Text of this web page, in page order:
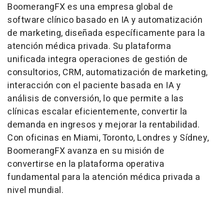
BoomerangFX es una empresa global de
software clínico basado en IA y automatización
de marketing, diseñada específicamente para la
atención médica privada. Su plataforma
unificada integra operaciones de gestión de
consultorios, CRM, automatización de marketing,
interacción con el paciente basada en IA y
análisis de conversión, lo que permite a las
clínicas escalar eficientemente, convertir la
demanda en ingresos y mejorar la rentabilidad.
Con oficinas en Miami, Toronto, Londres y Sídney,
BoomerangFX avanza en su misión de
convertirse en la plataforma operativa
fundamental para la atención médica privada a
nivel mundial.